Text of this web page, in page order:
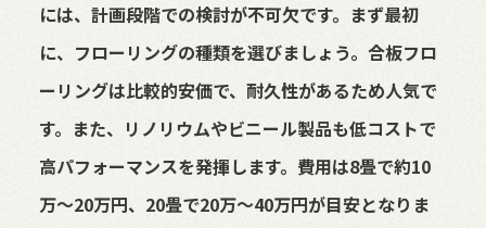
には、計画段階での検討が不可欠です。まず最初
に、フローリングの種類を選びましょう。合板フロ
ーリングは比較的安価で、耐久性があるため人気で
す。また、リノリウムやビニール製品も低コストで
高パフォーマンスを発揮します。費用は8畳で約10
万～20万円、20畳で20万～40万円が目安となりま